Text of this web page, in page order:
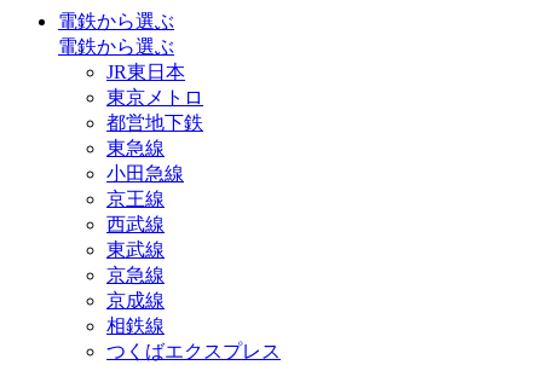
電鉄から選ぶ
電鉄から選ぶ
JR東日本
東京メトロ
都営地下鉄
東急線
小田急線
京王線
西武線
東武線
京急線
京成線
相鉄線
つくばエクスプレス